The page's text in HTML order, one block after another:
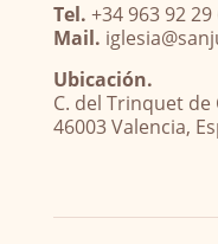
Tel. +34 963 92 29
Mail.
Ubicación.
C. del Trinquet de
46003 Valencia,